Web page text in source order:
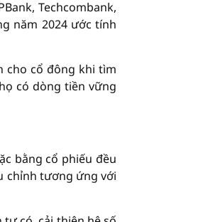
Techcombank,
năm 2024 ước tính
cho cổ đông khi tìm
có dòng tiền vững
bằng cổ phiếu đều
chỉnh tương ứng với